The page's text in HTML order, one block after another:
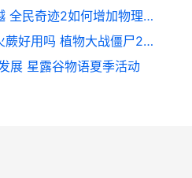
全民奇迹2如何洗卓越 全民奇迹2如何增加物理攻击力
植物大战僵尸2烈焰火蕨好用吗 植物大战僵尸2中文无限钻石
展 星露谷物语夏季活动